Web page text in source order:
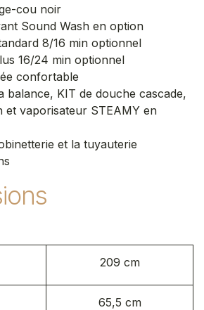
cou noir
Sound Wash en option
8/16 min optionnel
16/24 min optionnel
confortable
balance, KIT de douche cascade,
et vaporisateur STEAMY en
et la tuyauterie
209 cm
65,5 cm